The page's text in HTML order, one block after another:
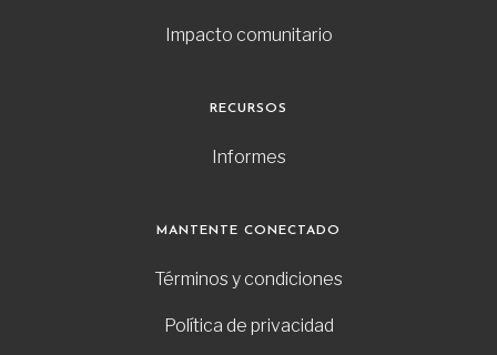
Impacto comunitario
RECURSOS
Informes
MANTENTE CONECTADO
Términos y condiciones
Política de privacidad